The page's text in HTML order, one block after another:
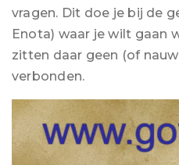
vragen. Dit doe je bij de
Enota) waar je wilt gaan
zitten daar geen (of
verbonden.